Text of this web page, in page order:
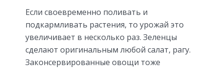
Если своевременно поливать и
подкармливать растения, то урожай это
увеличивает в несколько раз. Зеленцы
сделают оригинальным любой салат, рагу.
Законсервированные овощи тоже